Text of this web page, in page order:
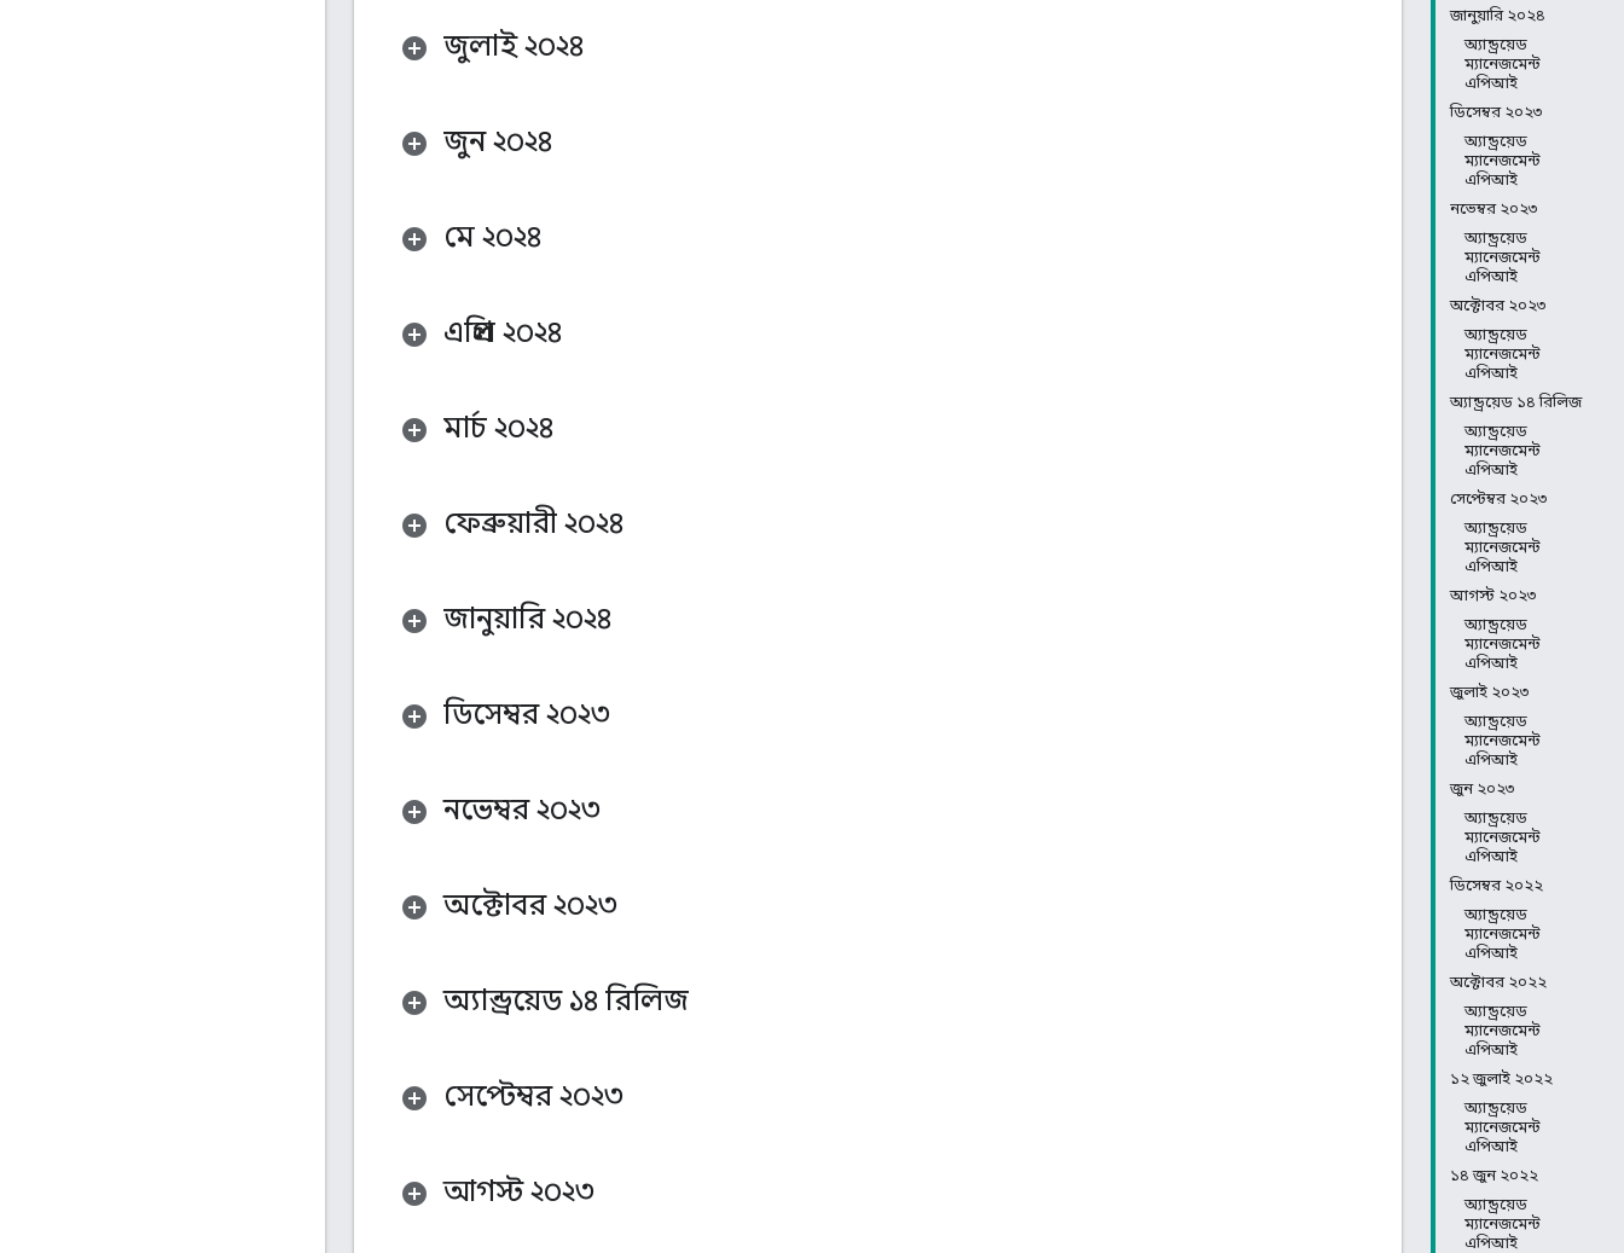
জানুয়ারি ২০২৪
অ্যান্ড্রয়েড
ম্যানেজমেন্ট
এপিআই
ডিসেম্বর ২০২৩
অ্যান্ড্রয়েড
ম্যানেজমেন্ট
এপিআই
নভেম্বর ২০২৩
অ্যান্ড্রয়েড
ম্যানেজমেন্ট
এপিআই
অক্টোবর ২০২৩
অ্যান্ড্রয়েড
ম্যানেজমেন্ট
এপিআই
অ্যান্ড্রয়েড ১৪ রিলিজ
অ্যান্ড্রয়েড
ম্যানেজমেন্ট
এপিআই
সেপ্টেম্বর ২০২৩
অ্যান্ড্রয়েড
ম্যানেজমেন্ট
এপিআই
আগস্ট ২০২৩
অ্যান্ড্রয়েড
ম্যানেজমেন্ট
এপিআই
জুলাই ২০২৩
অ্যান্ড্রয়েড
ম্যানেজমেন্ট
এপিআই
জুন ২০২৩
অ্যান্ড্রয়েড
ম্যানেজমেন্ট
এপিআই
ডিসেম্বর ২০২২
অ্যান্ড্রয়েড
ম্যানেজমেন্ট
এপিআই
অক্টোবর ২০২২
অ্যান্ড্রয়েড
ম্যানেজমেন্ট
এপিআই
১২ জুলাই ২০২২
অ্যান্ড্রয়েড
ম্যানেজমেন্ট
এপিআই
১৪ জুন ২০২২
অ্যান্ড্রয়েড
ম্যানেজমেন্ট
এপিআই
জুলাই ২০২৪
জুন ২০২৪
মে ২০২৪
এপ্রিল ২০২৪
মার্চ ২০২৪
ফেব্রুয়ারী ২০২৪
জানুয়ারি ২০২৪
ডিসেম্বর ২০২৩
নভেম্বর ২০২৩
অক্টোবর ২০২৩
অ্যান্ড্রয়েড ১৪ রিলিজ
সেপ্টেম্বর ২০২৩
আগস্ট ২০২৩